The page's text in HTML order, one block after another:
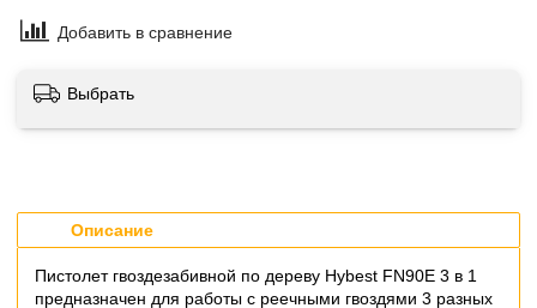
Добавить в сравнение
Выбрать
Описание
Пистолет гвоздезабивной по дереву Hybest FN90E 3 в 1
предназначен для работы с реечными гвоздями 3 разных